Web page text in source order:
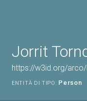
Jorrit
https://w3id.org/
ENTITÀ DI TIPO: Person